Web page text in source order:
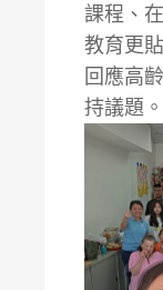
課程、
教育更
回應高
持議題。